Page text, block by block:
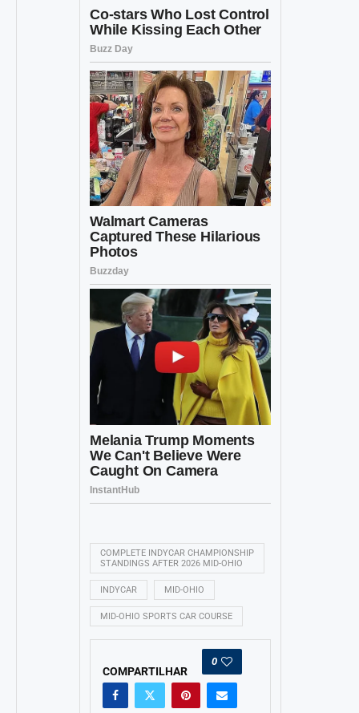
COMPLETE INDYCAR CHAMPIONSHIP
STANDINGS AFTER 2026 MID-OHIO
INDYCAR MID-OHIO
MID-OHIO SPORTS CAR COURSE
COMPARTILHAR
0